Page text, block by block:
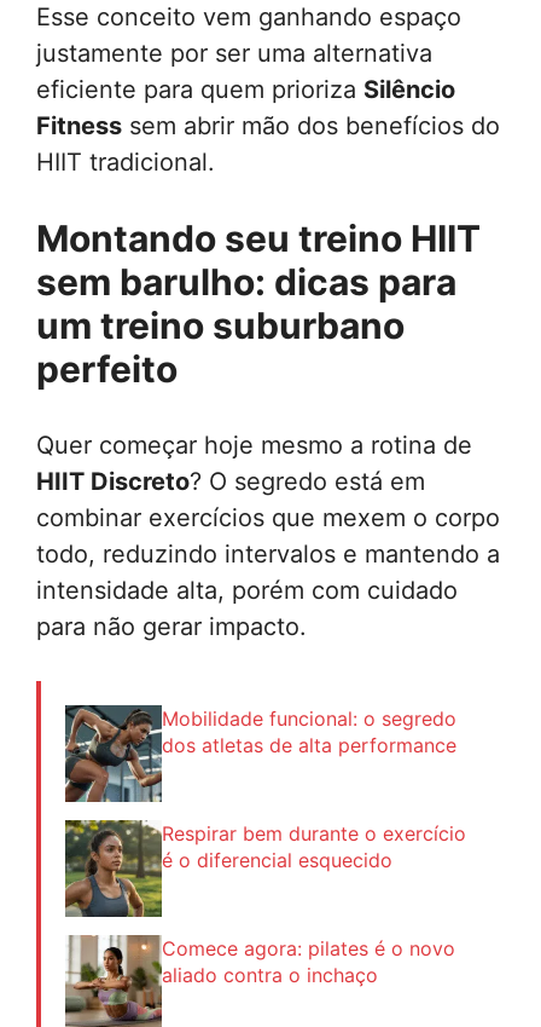
Esse conceito vem ganhando espaço
justamente por ser uma alternativa
eficiente para quem prioriza Silêncio
Fitness sem abrir mão dos benefícios do
HIIT tradicional.
Montando seu treino HIIT
sem barulho: dicas para
um treino suburbano
perfeito
Quer começar hoje mesmo a rotina de
HIIT Discreto? O segredo está em
combinar exercícios que mexem o corpo
todo, reduzindo intervalos e mantendo a
intensidade alta, porém com cuidado
para não gerar impacto.
Mobilidade funcional: o segredo
dos atletas de alta performance
Respirar bem durante o exercício
é o diferencial esquecido
Comece agora: pilates é o novo
aliado contra o inchaço